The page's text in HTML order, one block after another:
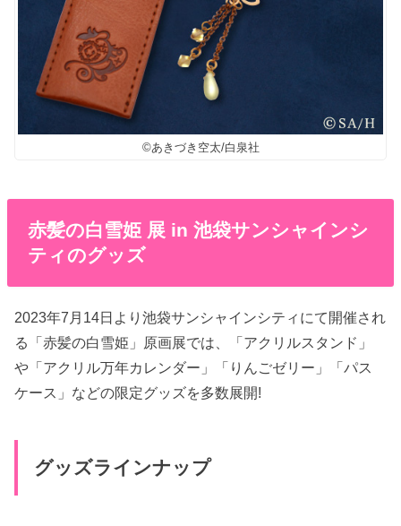
©あきづき空太/白泉社
赤髪の白雪姫 展 in 池袋サンシャインシ
ティのグッズ
2023年7月14日より池袋サンシャインシティにて開催され
る「赤髪の白雪姫」原画展では、「アクリルスタンド」
や「アクリル万年カレンダー」「りんごゼリー」「パス
ケース」などの限定グッズを多数展開!
グッズラインナップ